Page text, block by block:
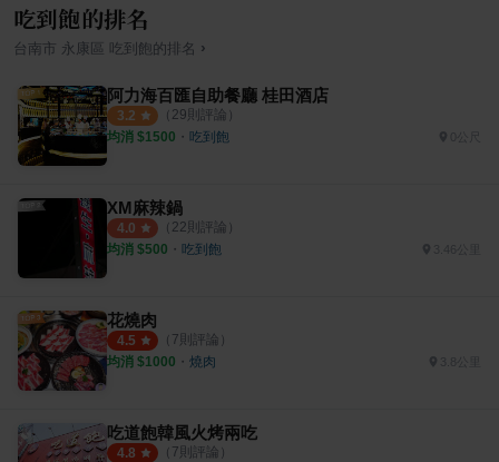
吃到飽的排名
台南市 永康區 吃到飽的排名 ›
阿力海百匯自助餐廳 桂田酒店
3.2 （ 29則評論）
均消 $1500 ・ 吃到飽
XM麻辣鍋
4.0 （ 22則評論）
均消 $500 ・ 吃到飽 3.46公里
花燒肉
4.5 （ 7則評論）
均消 $1000 ・ 燒肉
吃道飽韓風火烤兩吃
4.8 （ 7則評論）